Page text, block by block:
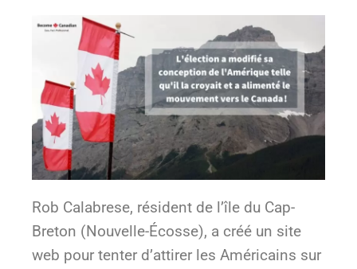
Rob Calabrese, résident de l’île du Cap-
Breton (Nouvelle-Écosse), a créé un site
web pour tenter d’attirer les Américains sur